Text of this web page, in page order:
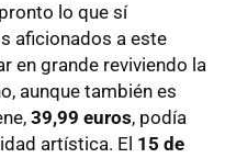
lo que sí
aficionados a este
en grande reviviendo la
aunque también es
39,99 euros, podía
artística. El 15 de